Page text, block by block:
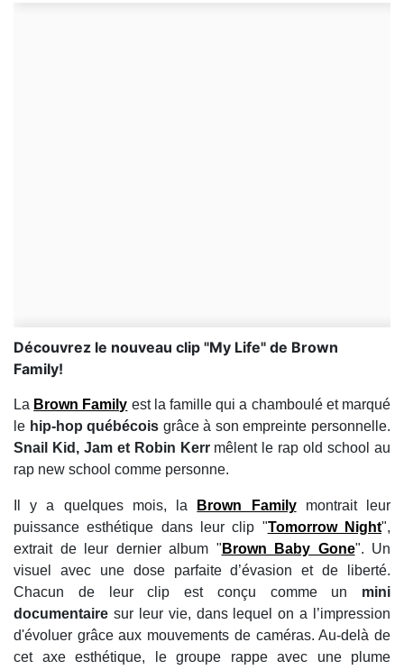
Découvrez le nouveau clip "My Life" de Brown
Family!
La Brown Family est la famille qui a chamboulé et marqué
le hip-hop québécois grâce à son empreinte personnelle.
Snail Kid, Jam et Robin Kerrmêlent le rap old school au
rap new school comme personne.
Il y a quelques mois, la Brown Familymontrait leur
puissance esthétique dans leur clip "Tomorrow Night",
extrait de leur dernier album " Brown Baby Gone". Un
visuel avec une dose parfaite d’évasion et de liberté.
Chacun de leur clip est conçu comme un mini
documentaire sur leur vie, dans lequel on a l’impression
d'évoluer grâce aux mouvements de caméras. Au-delà de
cet axe esthétique, le groupe rappe avec une plume